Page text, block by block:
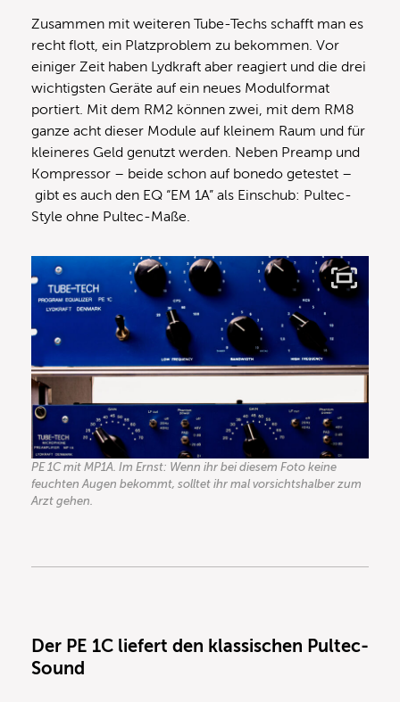
Zusammen mit weiteren Tube-Techs schafft man es
recht flott, ein Platzproblem zu bekommen. Vor
einiger Zeit haben Lydkraft aber reagiert und die drei
wichtigsten Geräte auf ein neues Modulformat
portiert. Mit dem RM2 können zwei, mit dem RM8
ganze acht dieser Module auf kleinem Raum und für
kleineres Geld genutzt werden. Neben Preamp und
Kompressor – beide schon auf bonedo getestet –
gibt es auch den EQ “EM 1A” als Einschub: Pultec-
Style ohne Pultec-Maße.
PE 1C mit MP1A. Im Ernst: Wenn ihr bei diesem Foto keine
feuchten Augen bekommt, solltet ihr mal vorsichtshalber zum
Arzt gehen.
Der PE 1C liefert den klassischen Pultec-
Sound